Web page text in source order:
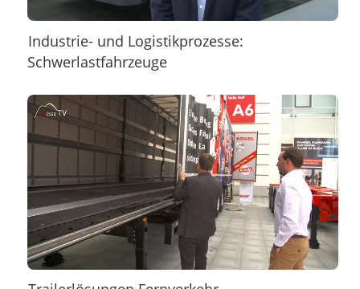
Industrie- und Logistikprozesse:
Schwerlastfahrzeuge